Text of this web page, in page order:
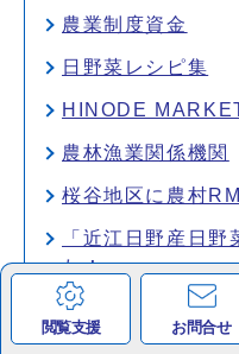
閲覧支援 お問合せ
農業制度資金
日野菜レシピ集
HINODE
農林漁業関係機関
桜谷地区に農村
「近江日野産日
た！
農村型地域運営組